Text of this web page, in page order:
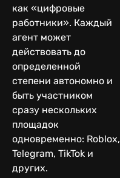
как «цифровые
работники». Каждый
агент может
действовать до
определенной
степени автономно и
быть участником
сразу нескольких
площадок
одновременно: Roblox,
Telegram, TikTok и
других.